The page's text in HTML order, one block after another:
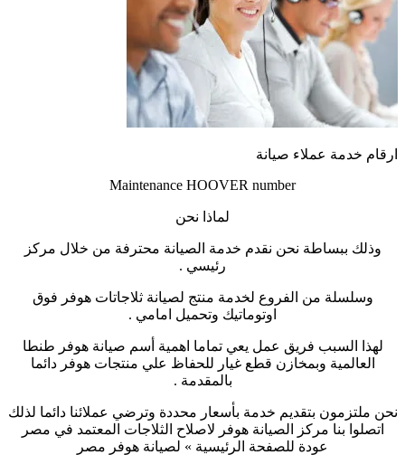
ارقام خدمة عملاء صيانة
Maintenance HOOVER number
لماذا نحن
وذلك ببساطة نحن نقدم خدمة الصيانة محترفة من خلال مركز
رئيسي .
وسلسلة من الفروع لخدمة منتج لصيانة ثلاجاتات هوفر فوق
اوتوماتيك وتحميل امامي .
لهذا السبب فريق عمل يعي تماما اهمية أسم صيانة هوفر طنطا
العالمية وبمخازن قطع غيار للحفاظ علي منتجات هوفر دائما
بالمقدمة .
نحن ملتزمون بتقديم خدمة بأسعار محددة وترضي عملائنا دائما لذلك
اتصلوا بنا مركز الصيانة هوفر لاصلاح الثلاجات المعتمد في مصر
عودة للصفحة الرئيسية » لصيانة هوفر مصر